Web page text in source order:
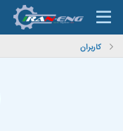
کاربران